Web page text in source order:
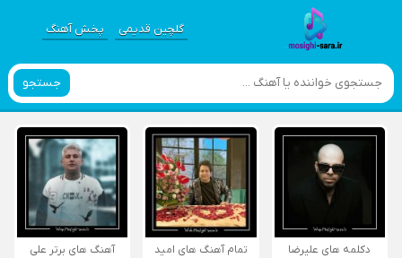
گلچین قدیمی پخش آهنگ
جستجو
دکلمه های علیرضا
تمام آهنگ های امید
آهنگ های برتر علی